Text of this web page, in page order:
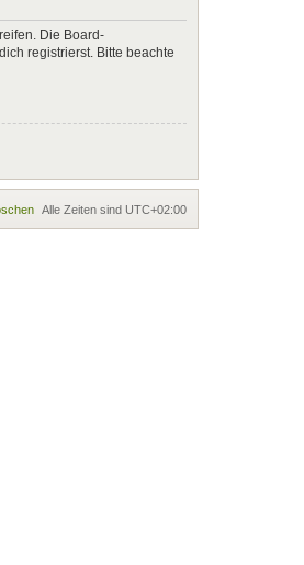
Die Board-
registrierst. Bitte beachte
Alle Zeiten sind UTC+02:00